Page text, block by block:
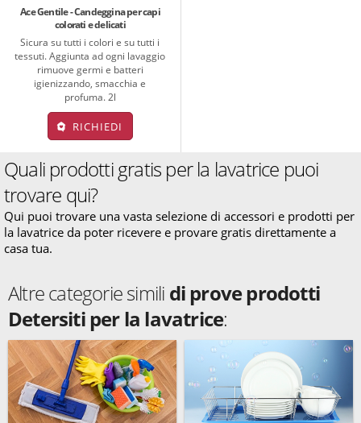
Ace Gentile - Candeggina per capi
colorati e delicati
Sicura su tutti i colori e su tutti i
tessuti. Aggiunta ad ogni lavaggio
rimuove germi e batteri
igienizzando, smacchia e
profuma. 2l
RICHIEDI
Quali prodotti gratis per la lavatrice puoi
trovare qui?
Qui puoi trovare una vasta selezione di accessori e prodotti per
la lavatrice da poter ricevere e provare gratis direttamente a
casa tua.
Altre categorie simili di prove prodotti
Detersiti per la lavatrice: